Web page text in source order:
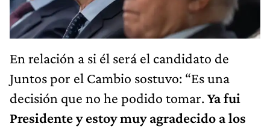
En relación a si él será el candidato de
Juntos por el Cambio sostuvo: “Es una
decisión que no he podido tomar.Ya fui
Presidente y estoy muy agradecido a los